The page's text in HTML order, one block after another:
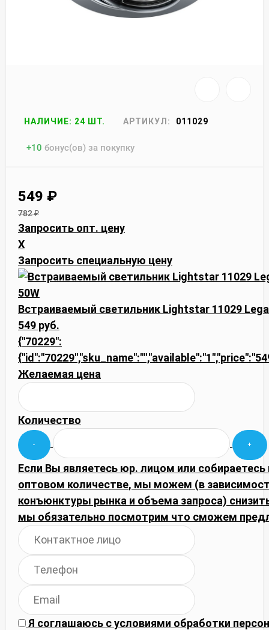
НАЛИЧИЕ: 24 ШТ. АРТИКУЛ: 011029
+10 бонус(ов) за покупку
549 ₽
782₽
Запросить опт. цену
X
Запросить специальную цену
Встраиваемый светильник Lightstar 11029
549 руб.
{"70229":
Желаемая цена
Количество
Если Вы являетесь юр. лицом или собираетесь
оптовом количестве, мы можем (в
конъюнктуры рынка и объема запроса)
мы обязательно посмотрим что сможем
Я соглашаюсь сусловиями обработки